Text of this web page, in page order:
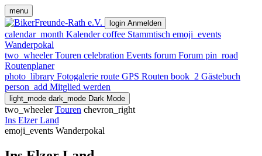
menu
login Anmelden
calendar_month Kalender coffee Stammtisch emoji_events
Wanderpokal
two_wheeler Touren celebration Events forum Forum pin_road
Routenplaner
photo_library Fotogalerie route GPS Routen book_2 Gästebuch
person_add Mitglied werden
light_mode dark_mode Dark Mode
two_wheeler Touren chevron_right
Ins Elzer Land
emoji_events Wanderpokal